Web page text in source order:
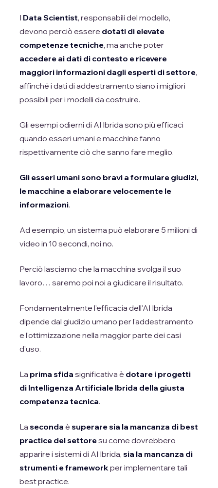
I Data Scientist, responsabili del modello,
devono perciò essere dotati di elevate
competenze tecniche, ma anche poter
accedere ai dati di contesto e ricevere
maggiori informazioni dagli esperti di settore,
affinché i dati di addestramento siano i migliori
possibili per i modelli da costruire.
Gli esempi odierni di AI Ibrida sono più efficaci
quando esseri umani e macchine fanno
rispettivamente ciò che sanno fare meglio.
Gli esseri umani sono bravi a formulare giudizi,
le macchine a elaborare velocemente le
informazioni.
Ad esempio, un sistema può elaborare 5 milioni di
video in 10 secondi, noi no.
Perciò lasciamo che la macchina svolga il suo
lavoro… saremo poi noi a giudicare il risultato.
Fondamentalmente l'efficacia dell'AI Ibrida
dipende dal giudizio umano per l'addestramento
e l'ottimizzazione nella maggior parte dei casi
d'uso.
La prima sfida significativa è dotare i progetti
di Intelligenza Artificiale Ibrida della giusta
competenza tecnica.
La seconda è superare sia la mancanza di best
practice del settoresu come dovrebbero
apparire i sistemi di AI Ibrida, sia la mancanza di
strumenti e frameworkper implementare tali
best practice.